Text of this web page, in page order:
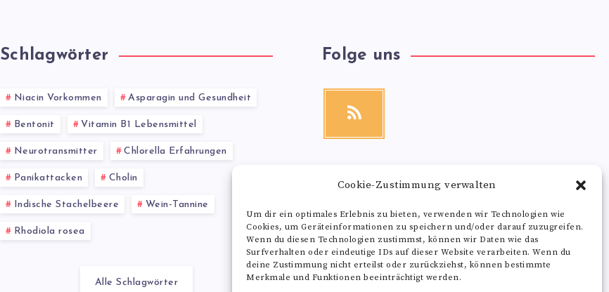
Cookie-Zustimmung verwalten
Um dir ein optimales Erlebnis zu bieten, verwenden wir Technologien wie
Cookies, um Geräteinformationen zu speichern und/oder darauf zuzugreifen.
Wenn du diesen Technologien zustimmst, können wir Daten wie das
Surfverhalten oder eindeutige IDs auf dieser Website verarbeiten. Wenn du
deine Zustimmung nicht erteilst oder zurückziehst, können bestimmte
Merkmale und Funktionen beeinträchtigt werden.
Schlagwörter
Niacin Vorkommen Asparagin und Gesundheit
Bentonit Vitamin B1 Lebensmittel
Neurotransmitter Chlorella Erfahrungen
Panikattacken Cholin
Indische Stachelbeere Wein-Tannine
Rhodiola rosea
Alle Schlagwörter
Folge uns
RSS